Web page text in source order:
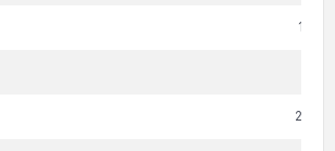
1
2